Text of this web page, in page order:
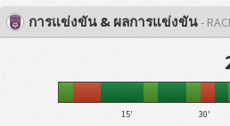
การแข่งขัน & ผลการแข่งขัน-
15' 30'